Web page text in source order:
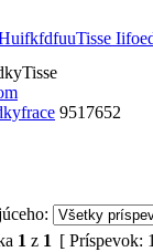
9517652
1 z 1 [ Príspevok: